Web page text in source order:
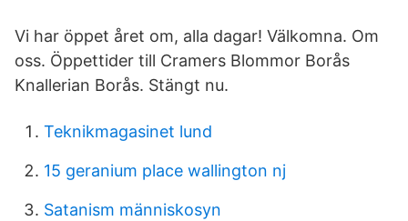
Vi har öppet året om, alla dagar! Välkomna. Om
oss. Öppettider till Cramers Blommor Borås
Knallerian Borås. Stängt nu.
Teknikmagasinet lund
15 geranium place wallington nj
Satanism människosyn